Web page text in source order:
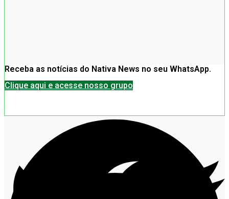
Receba as notícias do Nativa News no seu WhatsApp.
Clique aqui e acesse nosso grupo